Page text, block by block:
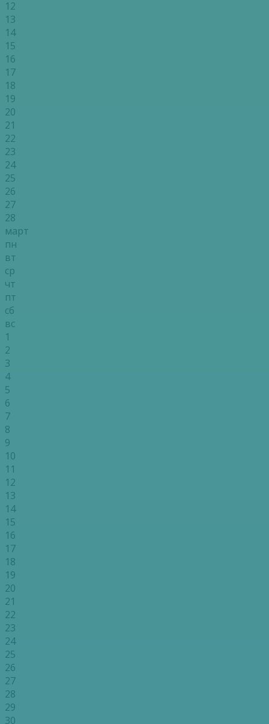
12
13
14
15
16
17
18
19
20
21
22
23
24
25
26
27
28
март
пн
вт
ср
чт
пт
сб
вс
1
2
3
4
5
6
7
8
9
10
11
12
13
14
15
16
17
18
19
20
21
22
23
24
25
26
27
28
29
30